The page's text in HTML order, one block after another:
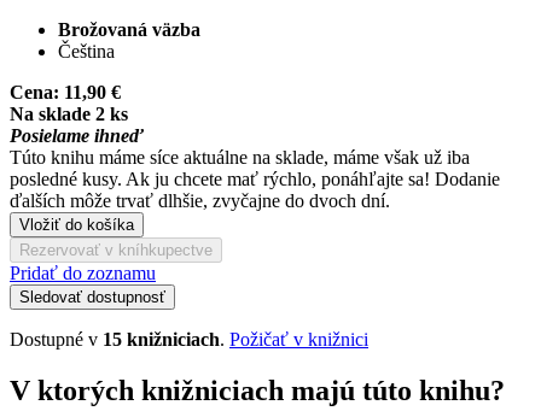
Brožovaná väzba
Čeština
Cena: 11,90 €
Na sklade 2 ks
Posielame ihneď
Túto knihu máme síce aktuálne na sklade, máme však už iba
posledné kusy. Ak ju chcete mať rýchlo, ponáhľajte sa! Dodanie
ďalších môže trvať dlhšie, zvyčajne do dvoch dní.
Vložiť do košíka
Rezervovať v kníhkupectve
Pridať do zoznamu
Sledovať dostupnosť
Dostupné v 15 knižniciach. Požičať v knižnici
V ktorých knižniciach majú túto knihu?